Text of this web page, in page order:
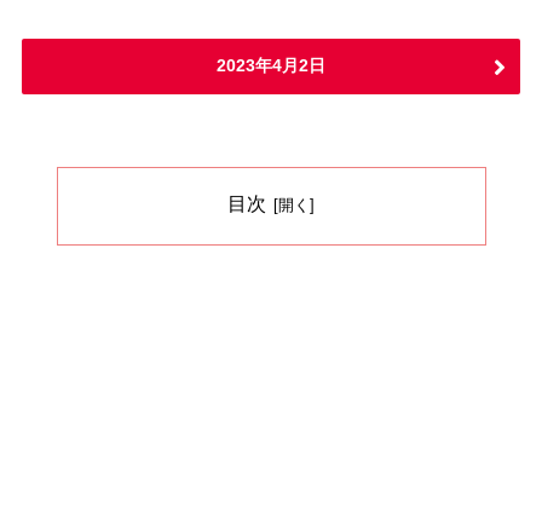
2023年4月2日
目次